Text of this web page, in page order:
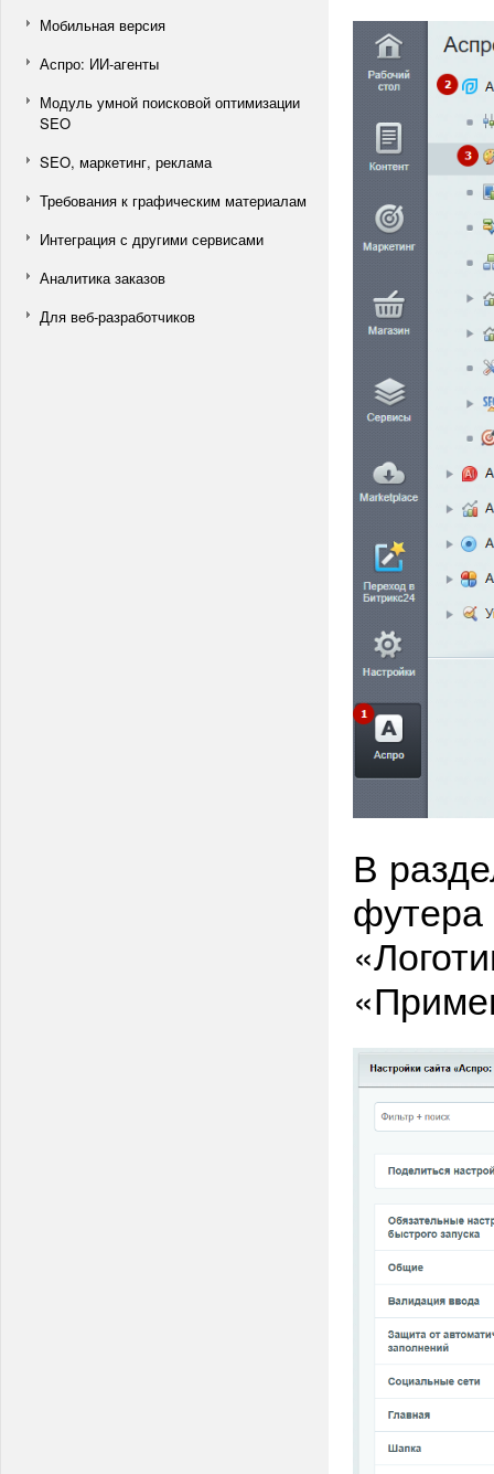
Мобильная версия
Аспро: ИИ-агенты
Модуль умной поисковой оптимизации
SEO
SEO, маркетинг, реклама
Требования к графическим материалам
Интеграция с другими сервисами
Аналитика заказов
Для веб-разработчиков
В
футера